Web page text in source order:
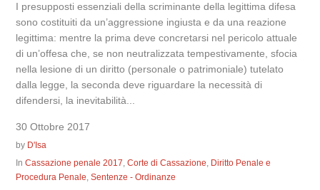
I presupposti essenziali della scriminante della legittima difesa
sono costituiti da un’aggressione ingiusta e da una reazione
legittima: mentre la prima deve concretarsi nel pericolo attuale
di un’offesa che, se non neutralizzata tempestivamente, sfocia
nella lesione di un diritto (personale o patrimoniale) tutelato
dalla legge, la seconda deve riguardare la necessità di
difendersi, la inevitabilità...
30 Ottobre 2017
by D'Isa
InCassazione penale 2017,Corte di Cassazione, Diritto Penale e
Procedura Penale,Sentenze - Ordinanze